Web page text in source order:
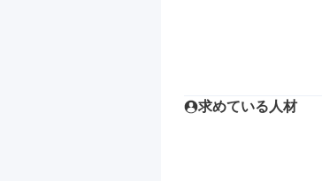
求めている人材